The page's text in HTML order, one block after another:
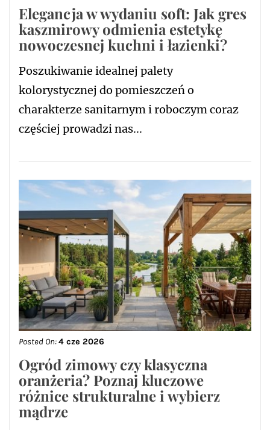
Elegancja w wydaniu soft: Jak gres
kaszmirowy odmienia estetykę
nowoczesnej kuchni i łazienki?
Poszukiwanie idealnej palety
kolorystycznej do pomieszczeń o
charakterze sanitarnym i roboczym coraz
częściej prowadzi nas...
Posted On:4 cze 2026
Ogród zimowy czy klasyczna
oranżeria? Poznaj kluczowe
różnice strukturalne i wybierz
mądrze